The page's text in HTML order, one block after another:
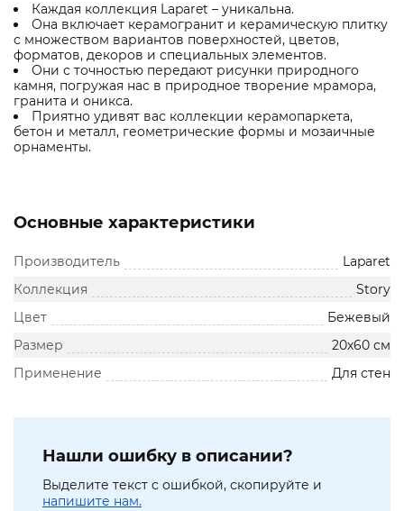
Каждая коллекция Laparet – уникальна.
Она включает керамогранит и керамическую плитку
с множеством вариантов поверхностей, цветов,
форматов, декоров и специальных элементов.
Они с точностью передают рисунки природного
камня, погружая нас в природное творение мрамора,
гранита и оникса.
Приятно удивят вас коллекции керамопаркета,
бетон и металл, геометрические формы и мозаичные
орнаменты.
Основные характеристики
Производитель
Laparet
Коллекция
Story
Цвет
Бежевый
Размер
20х60 см
Применение
Для стен
Нашли ошибку в описании?
Выделите текст с ошибкой, скопируйте и
напишите нам.